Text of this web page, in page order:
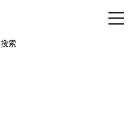
搜索